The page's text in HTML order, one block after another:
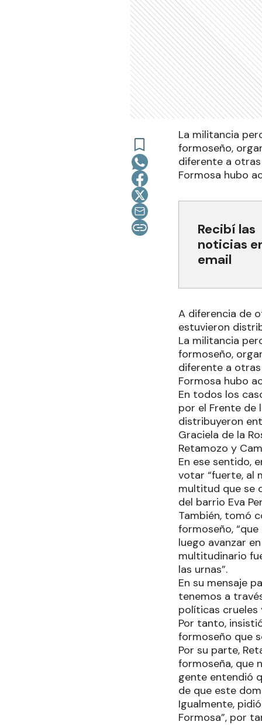
La militancia
formoseño,
diferente a otras
Formosa hubo
Recibí las
noticias
email
A diferencia de
estuvieron
La militancia
formoseño,
diferente a otras
Formosa hubo
En todos los
por el Frente de
distribuyeron
Graciela de la
Retamozo y
En ese sentido,
votar “fuerte, al
multitud que se
del barrio Eva
También, tomó
formoseño,
luego avanzar
multitudinario
las urnas”.
En su mensaje
tenemos a
políticas crueles
Por tanto,
formoseño que
Por su parte,
formoseña, que
gente entendió
de que este
Igualmente,
Formosa”, por